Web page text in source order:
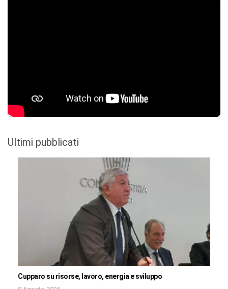
Ultimi pubblicati
Cupparo su risorse, lavoro, energia e sviluppo